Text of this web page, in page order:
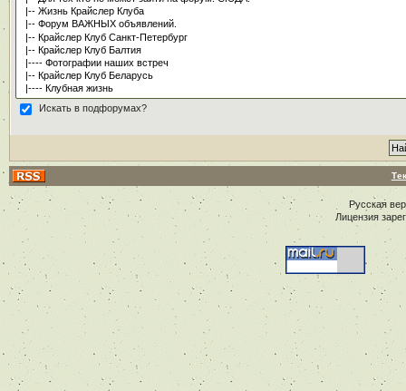
Искать в подфорумах?
Русская
Лицензия